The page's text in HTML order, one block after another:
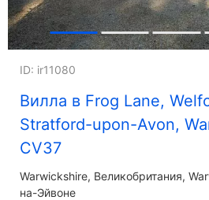
Вилла в Frog Lane,
Stratford-upon-Avon,
CV37
ID: ir11080
Warwickshire Великобритания,
на-Эйвоне